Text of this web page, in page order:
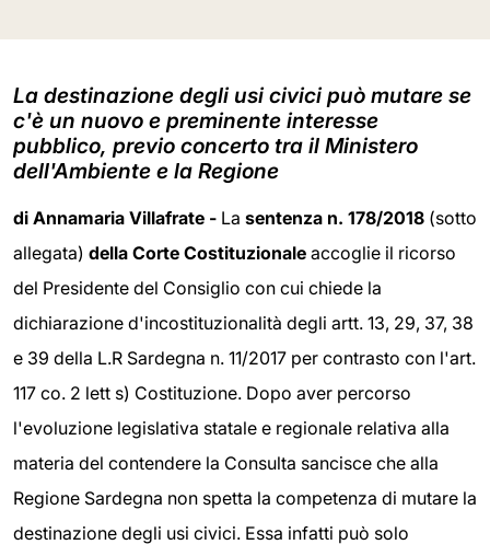
La destinazione degli usi civici può mutare se
c'è un nuovo e preminente interesse
pubblico, previo concerto tra il Ministero
dell'Ambiente e la Regione
di Annamaria Villafrate - La sentenza n. 178/2018 (sotto
allegata) della Corte Costituzionale accoglie il ricorso
del Presidente del Consiglio con cui chiede la
dichiarazione d'incostituzionalità degli artt. 13, 29, 37, 38
e 39 della L.R Sardegna n. 11/2017 per contrasto con l'art.
117 co. 2 lett s) Costituzione. Dopo aver percorso
l'evoluzione legislativa statale e regionale relativa alla
materia del contendere la Consulta sancisce che alla
Regione Sardegna non spetta la competenza di mutare la
destinazione degli usi civici. Essa infatti può solo